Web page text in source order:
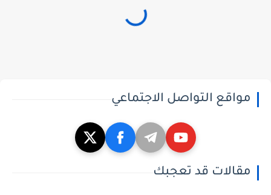
مواقع التواصل الاجتماعي
مقالات قد تعجبك